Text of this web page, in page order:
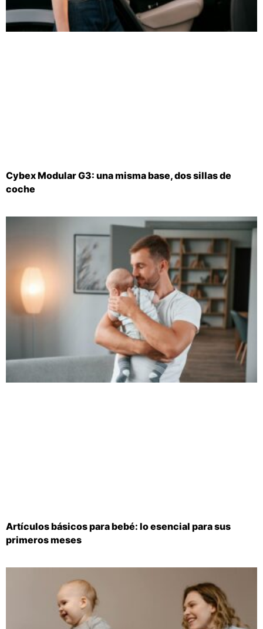
Cybex Modular G3: una misma base, dos sillas de
coche
Artículos básicos para bebé: lo esencial para sus
primeros meses